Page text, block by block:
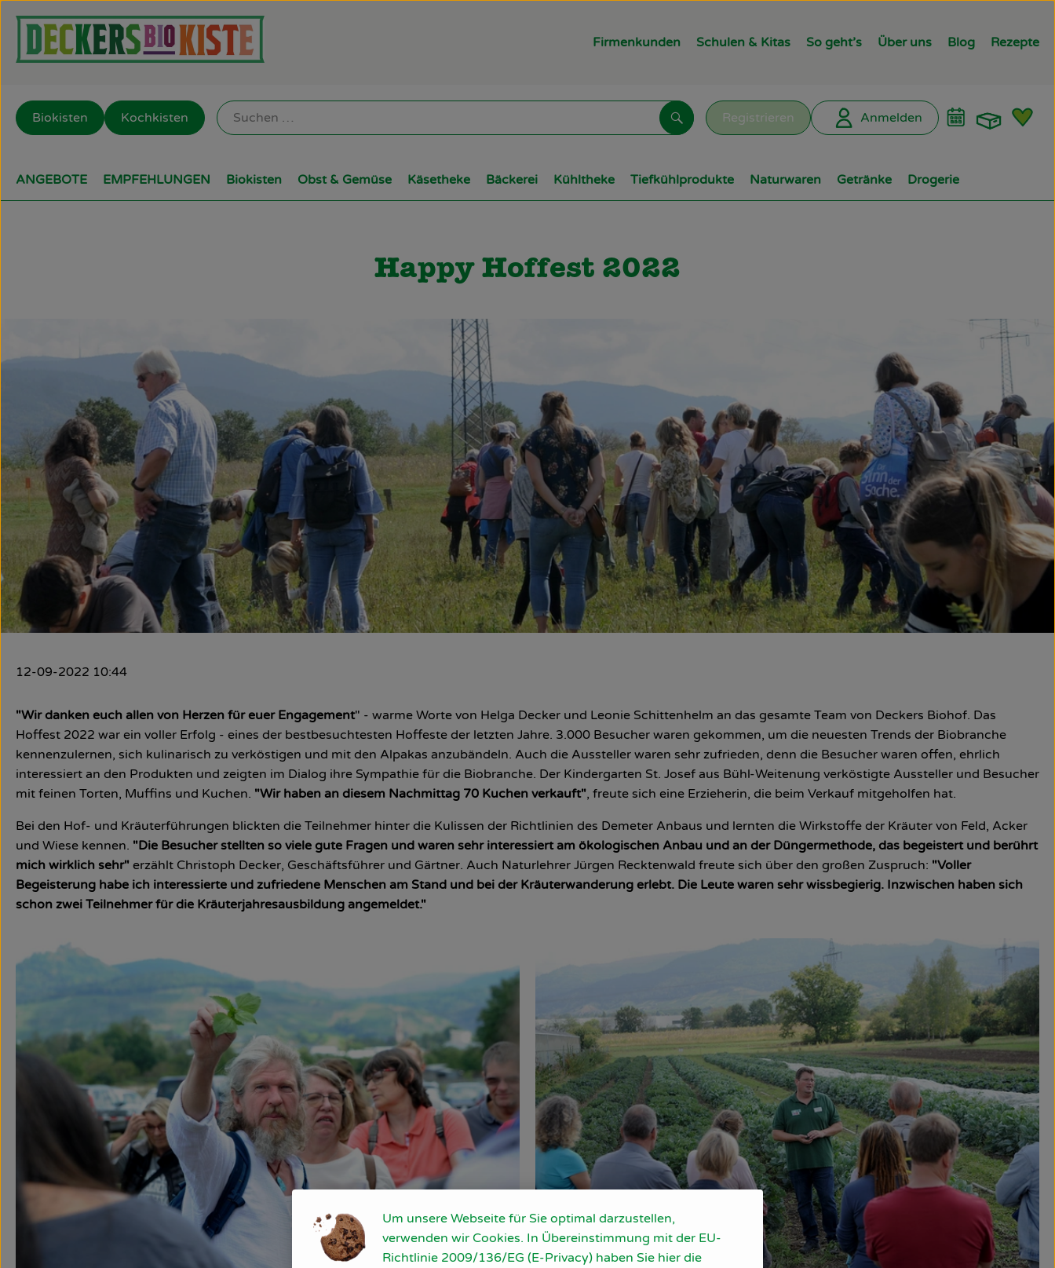
Firmenkunden Schulen & Kitas So geht’s Über uns Blog Rezepte
Registrieren Anmelden
Suchen
Biokisten Kochkisten
ANGEBOTE EMPFEHLUNGEN Biokisten Obst & Gemüse Käsetheke Bäckerei Kühltheke Tiefkühlprodukte Naturwaren Getränke Drogerie
Happy Hoffest 2022
12-09-2022 10:44
"Wir danken euch allen von Herzen für euer Engagement" - warme Worte von Helga Decker und Leonie Schittenhelm an das gesamte Team von Deckers Biohof. Das
Hoffest 2022 war ein voller Erfolg - eines der bestbesuchtesten Hoffeste der letzten Jahre. 3.000 Besucher waren gekommen, um die neuesten Trends der Biobranche
kennenzulernen, sich kulinarisch zu verköstigen und mit den Alpakas anzubändeln. Auch die Aussteller waren sehr zufrieden, denn die Besucher waren offen, ehrlich
interessiert an den Produkten und zeigten im Dialog ihre Sympathie für die Biobranche. Der Kindergarten St. Josef aus Bühl-Weitenung verköstigte Aussteller und Besucher
mit feinen Torten, Muffins und Kuchen. "Wir haben an diesem Nachmittag 70 Kuchen verkauft", freute sich eine Erzieherin, die beim Verkauf mitgeholfen hat.
Bei den Hof- und Kräuterführungen blickten die Teilnehmer hinter die Kulissen der Richtlinien des Demeter Anbaus und lernten die Wirkstoffe der Kräuter von Feld, Acker
und Wiese kennen. "Die Besucher stellten so viele gute Fragen und waren sehr interessiert am ökologischen Anbau und an der Düngermethode, das begeistert und berührt
mich wirklich sehr" erzählt Christoph Decker, Geschäftsführer und Gärtner. Auch Naturlehrer Jürgen Recktenwald freute sich über den großen Zuspruch: "Voller
Begeisterung habe ich interessierte und zufriedene Menschen am Stand und bei der Kräuterwanderung erlebt. Die Leute waren sehr wissbegierig. Inzwischen haben sich
schon zwei Teilnehmer für die Kräuterjahresausbildung angemeldet."
Um unsere Webseite für Sie optimal darzustellen,
verwenden wir Cookies. In Übereinstimmung mit der EU-
Richtlinie 2009/136/EG (E-Privacy) haben Sie hier die